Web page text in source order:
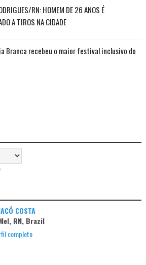
RN: HOMEM DE 26 ANOS É
A TIROS NA CIDADE
Branca recebeu o maior festival inclusivo do
COSTA
RN, Brazil
completo